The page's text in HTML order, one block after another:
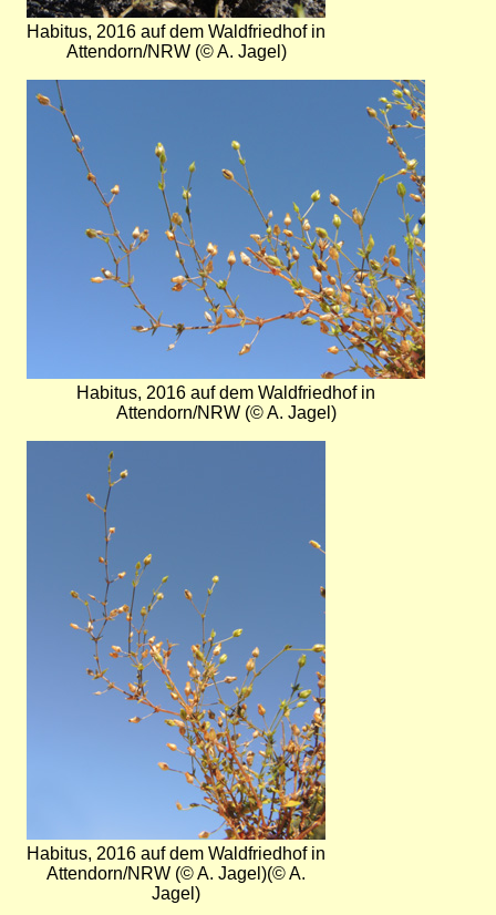
Habitus, 2016 auf dem Waldfriedhof in
Attendorn/NRW (© A. Jagel)
Bild
Habitus, 2016 auf dem Waldfriedhof in
Attendorn/NRW (© A. Jagel)
Habitus, 2016 auf dem Waldfriedhof in
Attendorn/NRW (© A. Jagel)(© A.
Jagel)